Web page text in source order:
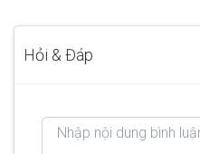
Hỏi & Đáp